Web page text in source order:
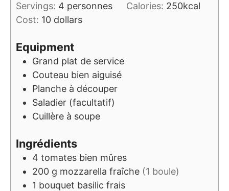
Servings: 4 personnes Calories: 250kcal
Cost: 10 dollars
Equipment
Grand plat de service
Couteau bien aiguisé
Planche à découper
Saladier (facultatif)
Cuillère à soupe
Ingrédients
4 tomates bien mûres
200 g mozzarella fraîche (1 boule)
1 bouquet basilic frais